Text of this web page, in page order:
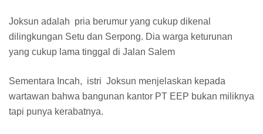
Joksun adalah pria berumur yang cukup dikenal
dilingkungan Setu dan Serpong. Dia warga keturunan
yang cukup lama tinggal di Jalan Salem
Sementara Incah, istri Joksun menjelaskan kepada
wartawan bahwa bangunan kantor PT EEP bukan miliknya
tapi punya kerabatnya.